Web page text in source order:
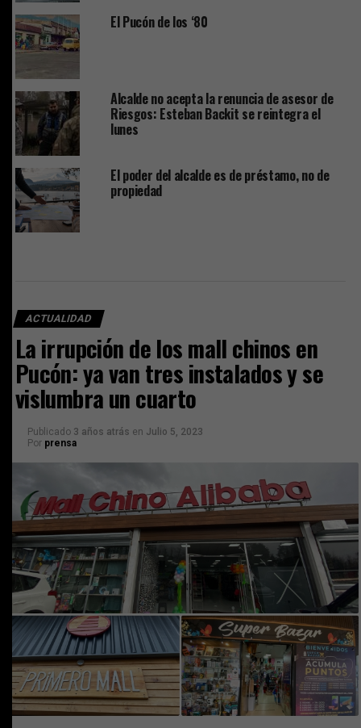
El Pucón de los ‘80
Alcalde no acepta la renuncia de asesor de
Riesgos: Esteban Backit se reintegra el
lunes
El poder del alcalde es de préstamo, no de
propiedad
ACTUALIDAD
La irrupción de los mall chinos en
Pucón: ya van tres instalados y se
vislumbra un cuarto
Publicado 3 años atrás en Julio 5, 2023
Por prensa